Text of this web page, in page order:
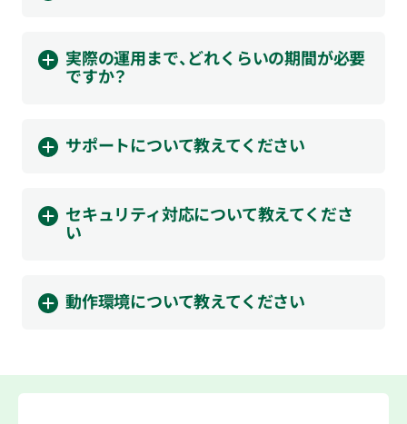
実際の運用まで、どれくらいの期間が必要
ですか？
サポートについて教えてください
セキュリティ対応について教えてくださ
い
動作環境について教えてください